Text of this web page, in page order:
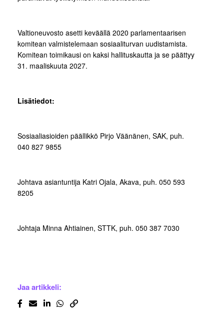
Valtioneuvosto asetti keväällä 2020 parlamentaarisen
komitean valmistelemaan sosiaaliturvan uudistamista.
Komitean toimikausi on kaksi hallituskautta ja se päättyy
31. maaliskuuta 2027.
Lisätiedot:
Sosiaaliasioiden päällikkö Pirjo Väänänen, SAK, puh.
040 827 9855
Johtava asiantuntija Katri Ojala, Akava, puh. 050 593
8205
Johtaja Minna Ahtiainen, STTK, puh. 050 387 7030
Jaa artikkeli: